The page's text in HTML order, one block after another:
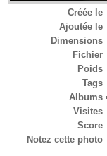
Créée le
Ajoutée le
Dimensions
Fichier
Poids
Tags
Albums
Visites
Score
Notez cette photo